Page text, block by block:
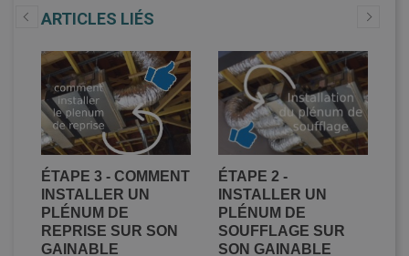
ARTICLES LIÉS
ÉTAPE 3 - COMMENT
INSTALLER UN
PLÉNUM DE
REPRISE SUR SON
GAINABLE
ÉTAPE 2 -
INSTALLER UN
PLÉNUM DE
SOUFFLAGE SUR
SON GAINABLE